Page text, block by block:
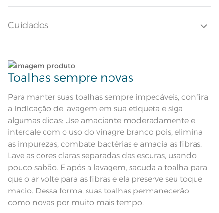
Azul com detalhe também em azul que se encaixa em muitos estilos.
Composição
Cor Naval
Itens Inclusos 1 Toalha De Rosto
Medida 48cm x 80cm
Acabamento
Toque macio; Boa absorção; Pré-
encolhido; Antipiling; Tecnologia
Softmax
Lavação a 60ºC; Proibido alvejar;
Secar em tambor com
temperatura maxima de 60ºC;
Cuidados
Lave tipos de tecidos distintos separadamente;
Não lave cores claras e cores escuras no mesmo
ciclo;
Lave as peças no ciclo leve, suave ou delicado de
sua lavadora;
Enxágue as peças com bastante água;
Utilize a quantidade mínima de amaciante e sabão;
Ao pendurar as toalhas, recomenda-se sacudi-las
bem;;
Toalhas sempre novas
Para manter suas toalhas sempre impecáveis, confira
a indicação de lavagem em sua etiqueta e siga
algumas dicas: Use amaciante moderadamente e
intercale com o uso do vinagre branco pois, elimina
as impurezas, combate bactérias e amacia as fibras.
Lave as cores claras separadas das escuras, usando
pouco sabão. E após a lavagem, sacuda a toalha para
que o ar volte para as fibras e ela preserve seu toque
macio. Dessa forma, suas toalhas permanecerão
como novas por muito mais tempo.